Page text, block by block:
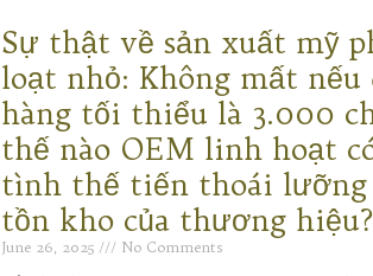
Sự thật về sản xuất mỹ
loạt nhỏ: Không mất nếu
hàng tối thiểu là 3.000
thế nào OEM linh hoạt
tình thế tiến thoái lưỡng
tồn kho của thương hiệu?
June 26, 2025 No Comments